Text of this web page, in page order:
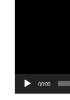
00:00